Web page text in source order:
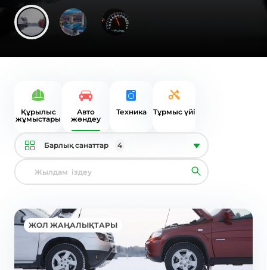
Құрылыс
жұмыстары
Авто
жөндеу
Техника Tұрмыс үйі
Барлық санаттар 4
ЖОЛ ЖАҢАЛЫҚТАРЫ